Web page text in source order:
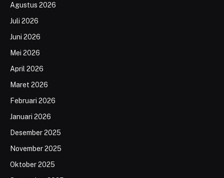
Agustus 2026
Juli 2026
Juni 2026
Mei 2026
April 2026
Maret 2026
Februari 2026
Januari 2026
Desember 2025
November 2025
Oktober 2025